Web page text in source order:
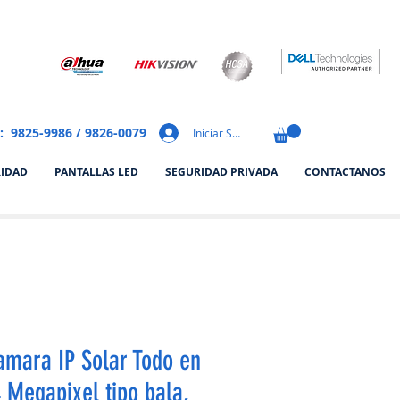
: 9825-9986 / 9826-0079
PANTALLAS LED SEGURIDAD PRIVADA CONTACTANOS
IP Solar Todo en
Megapixel tipo bala,
Iniciar Sesión